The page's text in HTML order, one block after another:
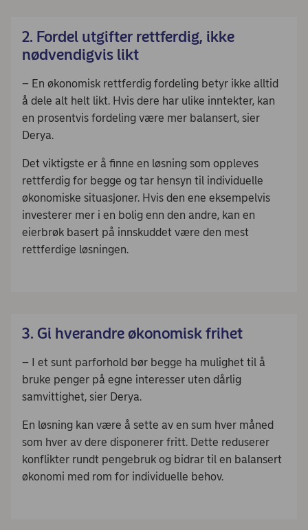
2. Fordel utgifter rettferdig, ikke
nødvendigvis likt
– En økonomisk rettferdig fordeling betyr ikke alltid
å dele alt helt likt. Hvis dere har ulike inntekter, kan
en prosentvis fordeling være mer balansert, sier
Derya.
Det viktigste er å finne en løsning som oppleves
rettferdig for begge og tar hensyn til individuelle
økonomiske situasjoner. Hvis den ene eksempelvis
investerer mer i en bolig enn den andre, kan en
eierbrøk basert på innskuddet være den mest
rettferdige løsningen.
3. Gi hverandre økonomisk frihet
– I et sunt parforhold bør begge ha mulighet til å
bruke penger på egne interesser uten dårlig
samvittighet, sier Derya.
En løsning kan være å sette av en sum hver måned
som hver av dere disponerer fritt. Dette reduserer
konflikter rundt pengebruk og bidrar til en balansert
økonomi med rom for individuelle behov.